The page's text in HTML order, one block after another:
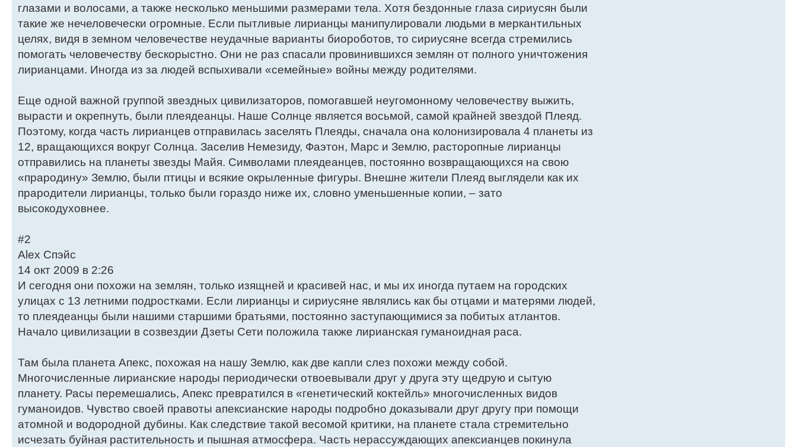
глазами и волосами, а также несколько меньшими размерами тела. Хотя бездонные глаза сириусян были
такие же нечеловечески огромные. Если пытливые лирианцы манипулировали людьми в меркантильных
целях, видя в земном человечестве неудачные варианты биороботов, то сириусяне всегда стремились
помогать человечеству бескорыстно. Они не раз спасали провинившихся землян от полного уничтожения
лирианцами. Иногда из за людей вспыхивали «семейные» войны между родителями.
Еще одной важной группой звездных цивилизаторов, помогавшей неугомонному человечеству выжить,
вырасти и окрепнуть, были плеядеанцы. Наше Солнце является восьмой, самой крайней звездой Плеяд.
Поэтому, когда часть лирианцев отправилась заселять Плеяды, сначала она колонизировала 4 планеты из
12, вращающихся вокруг Солнца. Заселив Немезиду, Фаэтон, Марс и Землю, расторопные лирианцы
отправились на планеты звезды Майя. Символами плеядеанцев, постоянно возвращающихся на свою
«прародину» Землю, были птицы и всякие окрыленные фигуры. Внешне жители Плеяд выглядели как их
прародители лирианцы, только были гораздо ниже их, словно уменьшенные копии, – зато
высокодуховнее.
#2
Alex Спэйс
14 окт 2009 в 2:26
И сегодня они похожи на землян, только изящней и красивей нас, и мы их иногда путаем на городских
улицах с 13 летними подростками. Если лирианцы и сириусяне являлись как бы отцами и матерями людей,
то плеядеанцы были нашими старшими братьями, постоянно заступающимися за побитых атлантов.
Начало цивилизации в созвездии Дзеты Сети положила также лирианская гуманоидная раса.
Там была планета Апекс, похожая на нашу Землю, как две капли слез похожи между собой.
Многочисленные лирианские народы периодически отвоевывали друг у друга эту щедрую и сытую
планету. Расы перемешались, Апекс превратился в «генетический коктейль» многочисленных видов
гуманоидов. Чувство своей правоты апексианские народы подробно доказывали друг другу при помощи
атомной и водородной дубины. Как следствие такой весомой критики, на планете стала стремительно
исчезать буйная растительность и пышная атмосфера. Часть нерассуждающих апексианцев покинула